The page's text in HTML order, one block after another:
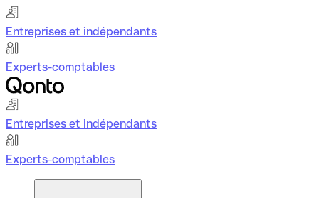
Entreprises et indépendants
Experts-comptables
Entreprises et indépendants
Experts-comptables